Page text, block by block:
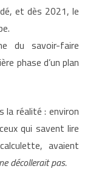
r
o
j
a
m
a
j
o
u
r
:
Q
u
a
et dès 2021, le
du savoir-faire
phase d’un plan
la réalité : environ
qui savent lire
avaient
décollerait pas.